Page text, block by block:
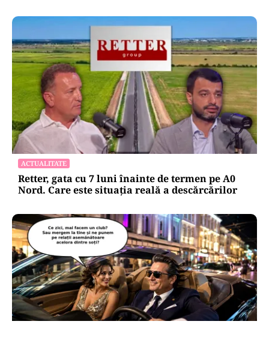
ACTUALITATE
Retter, gata cu 7 luni înainte de termen pe A0
Nord. Care este situația reală a descărcărilor